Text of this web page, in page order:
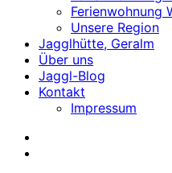
Ferienwohnung
Unsere Region
Jagglhütte, Geralm
Über uns
Jaggl-Blog
Kontakt
Impressum